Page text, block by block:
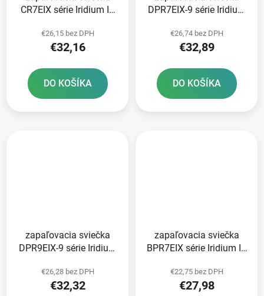
CR7EIX série Iridium IX
€26,15 bez DPH
€32,16
DO KOŠÍKA
DPR7EIX-9 série Iridium
€26,74 bez DPH
€32,89
DO KOŠÍKA
zapaľovacia sviečka
DPR9EIX-9 série Iridium
€26,28 bez DPH
€32,32
zapaľovacia sviečka
BPR7EIX série Iridium IX
€22,75 bez DPH
€27,98